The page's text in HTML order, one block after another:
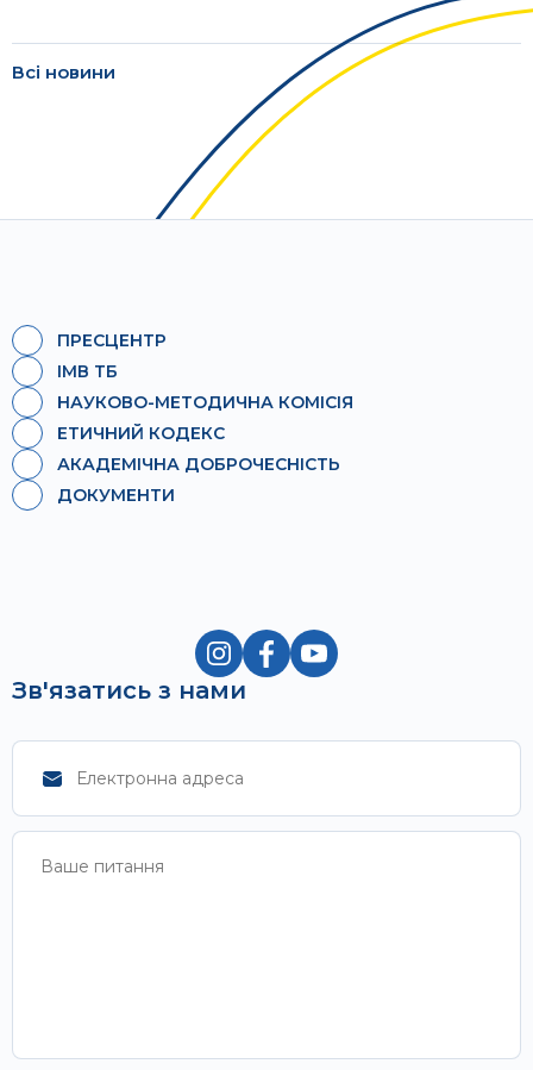
Всі новини
ПРЕСЦЕНТР
ІМВ ТБ
НАУКОВО-МЕТОДИЧНА КОМІСІЯ
ЕТИЧНИЙ КОДЕКС
АКАДЕМІЧНА ДОБРОЧЕСНІСТЬ
ДОКУМЕНТИ
Зв'язатись з нами